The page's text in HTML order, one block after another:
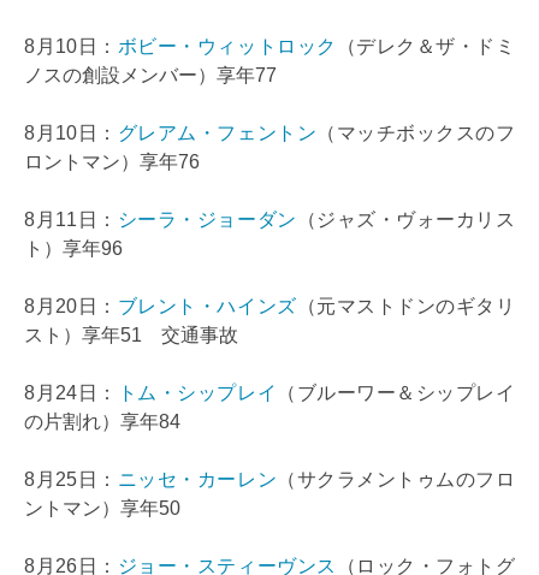
8月10日： ボビー・ウィットロック
（デレク＆ザ・ドミ
ノスの創設メンバー）享年77
8月10日： グレアム・フェントン （マッチボックスのフ
ロントマン）享年76
8月11日： シーラ・ジョーダン （ジャズ・ヴォーカリス
ト）享年96
8月20日： ブレント・ハインズ （元マストドンのギタリ
スト）享年51 交通事故
8月24日： トム・シップレイ
（ブルーワー＆シップレイ
の片割れ）享年84
8月25日： ニッセ・カーレン （サクラメントゥムのフロ
ントマン）享年50
8月26日： ジョー・スティーヴンス
（ロック・フォトグ